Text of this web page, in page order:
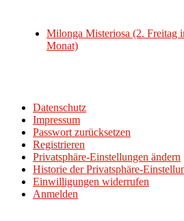
Milonga Misteriosa (2. Freitag
Monat)
Datenschutz
Impressum
Passwort zurücksetzen
Registrieren
Privatsphäre-Einstellungen ändern
Historie der Privatsphäre-
Einwilligungen widerrufen
Anmelden